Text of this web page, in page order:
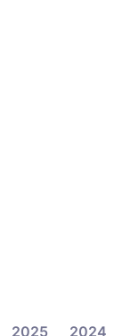
2025 2024